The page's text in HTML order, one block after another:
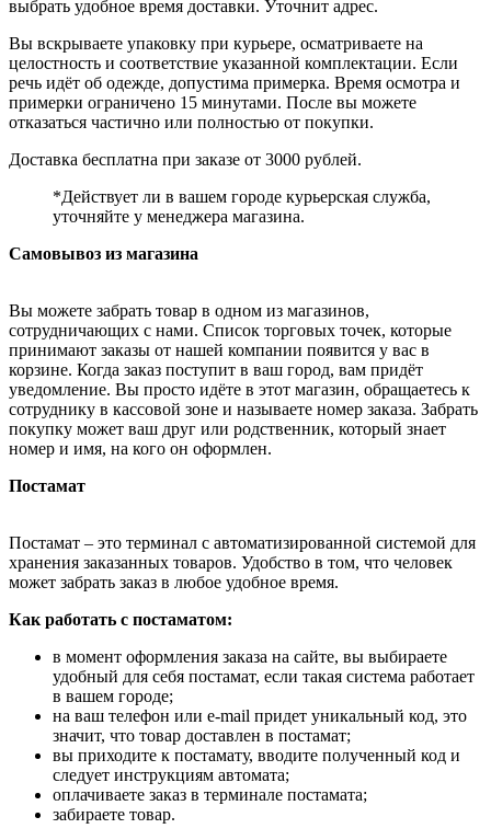
выбрать удобное время доставки. Уточнит адрес.
Вы вскрываете упаковку при курьере, осматриваете на
целостность и соответствие указанной комплектации. Если
речь идёт об одежде, допустима примерка. Время осмотра и
примерки ограничено 15 минутами. После вы можете
отказаться частично или полностью от покупки.
Доставка бесплатна при заказе от 3000 рублей.
*Действует ли в вашем городе курьерская служба,
уточняйте у менеджера магазина.
Самовывоз из магазина
Вы можете забрать товар в одном из магазинов,
сотрудничающих с нами. Список торговых точек, которые
принимают заказы от нашей компании появится у вас в
корзине. Когда заказ поступит в ваш город, вам придёт
уведомление. Вы просто идёте в этот магазин, обращаетесь к
сотруднику в кассовой зоне и называете номер заказа. Забрать
покупку может ваш друг или родственник, который знает
номер и имя, на кого он оформлен.
Постамат
Постамат – это терминал с автоматизированной системой для
хранения заказанных товаров. Удобство в том, что человек
может забрать заказ в любое удобное время.
Как работать с постаматом:
в момент оформления заказа на сайте, вы выбираете
удобный для себя постамат, если такая система работает
в вашем городе;
на ваш телефон или e-mail придет уникальный код, это
значит, что товар доставлен в постамат;
вы приходите к постамату, вводите полученный код и
следует инструкциям автомата;
оплачиваете заказ в терминале постамата;
забираете товар.